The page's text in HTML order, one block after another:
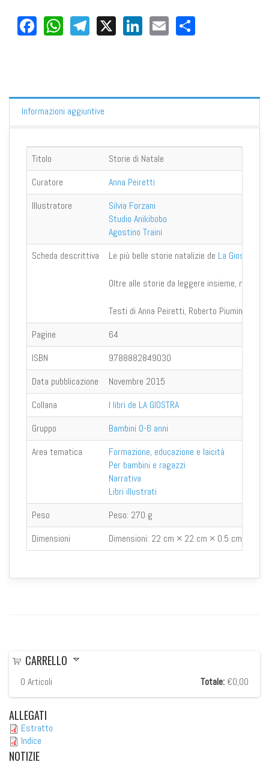
Facebook
WhatsApp
Telegram
X LinkedIn
Email
Informazioni aggiuntive
Titolo
Storie di Natale
Curatore
Anna Peiretti
Illustratore
Silvia Forzani
Studio Anikibobo
Agostino Traini
Scheda descrittiva
Le più belle storie natalizie de La Giostra
Oltre alle storie da leggere insieme, nel
Testi di Anna Peiretti, Roberto Piumini,
Pagine
64
ISBN
9788882849030
Data pubblicazione
Novembre 2015
Collana
I libri de LA GIOSTRA
Gruppo
Bambini 0-6 anni
Area tematica
Formazione, educazione e laicità
Per bambini e ragazzi
Narrativa
Libri illustrati
Peso
Peso: 270 g
Dimensioni
Dimensioni: 22 cm × 22 cm × 0.5 cm
CARRELLO
0 Articoli Totale: €0,00
ALLEGATI
Estratto
Indice
NOTIZIE